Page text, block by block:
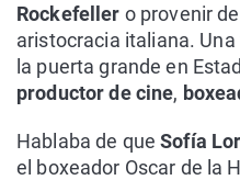
Rockefeller o provenir
aristocracia italiana.
la puerta grande en
productor de cine,
Hablaba de queSofía
el boxeador Oscar de la